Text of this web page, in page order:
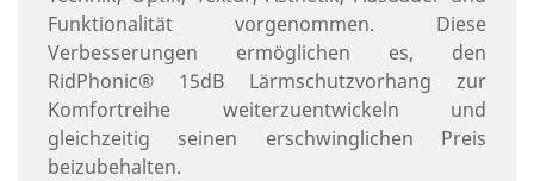
Funktionalität vorgenommen. Diese
Verbesserungen ermöglichen es, den
RidPhonic® 15dB Lärmschutzvorhang zur
Komfortreihe weiterzuentwickeln und
gleichzeitig seinen erschwinglichen Preis
beizubehalten.